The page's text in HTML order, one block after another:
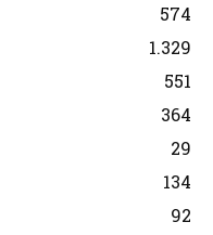
574
1.329
551
364
29
134
92